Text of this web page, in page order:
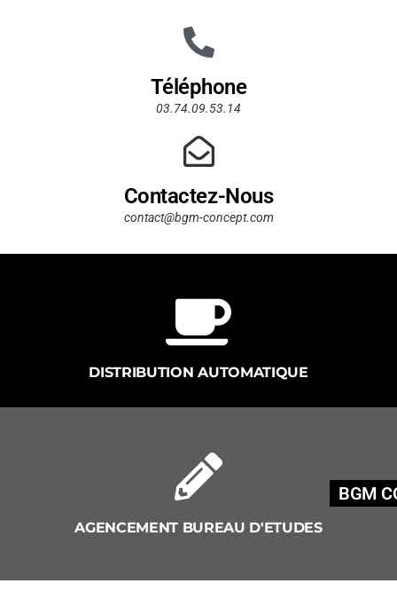
Téléphone
03.74.09.53.14
Contactez-Nous
contact@bgm-concept.com
DISTRIBUTION AUTOMATIQUE
AGENCEMENT BUREAU D'ETUDES
BGM